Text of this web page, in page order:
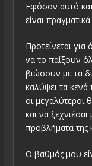
Εφόσον αυτό
είναι
Προτείνεται για
να το παίξουν
βιώσουν με τα
καλύψει τα
οι μεγαλύτεροι
και να
προβλήματα της
Ο βαθμός μου